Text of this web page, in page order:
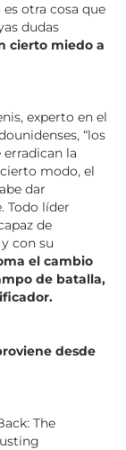
otra cosa que
dudas
cierto miedo a
experto en el
“los
erradican la
modo, el
dar
Todo líder
de
con su
el cambio
de batalla,
desde
The